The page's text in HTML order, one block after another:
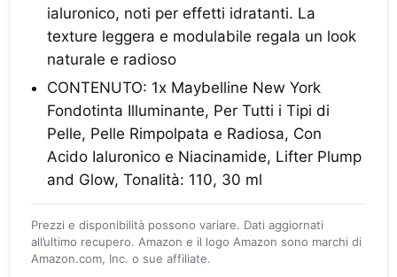
ialuronico, noti per effetti idratanti. La
texture leggera e modulabile regala un look
naturale e radioso
CONTENUTO: 1x Maybelline New York
Fondotinta Illuminante, Per Tutti i Tipi di
Pelle, Pelle Rimpolpata e Radiosa, Con
Acido Ialuronico e Niacinamide, Lifter Plump
and Glow, Tonalità: 110, 30 ml
Prezzi e disponibilità possono variare. Dati aggiornati
all’ultimo recupero. Amazon e il logo Amazon sono marchi di
Amazon.com, Inc. o sue affiliate.